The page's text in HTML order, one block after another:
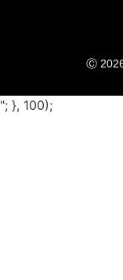
Ⓒ
"; }, 100);